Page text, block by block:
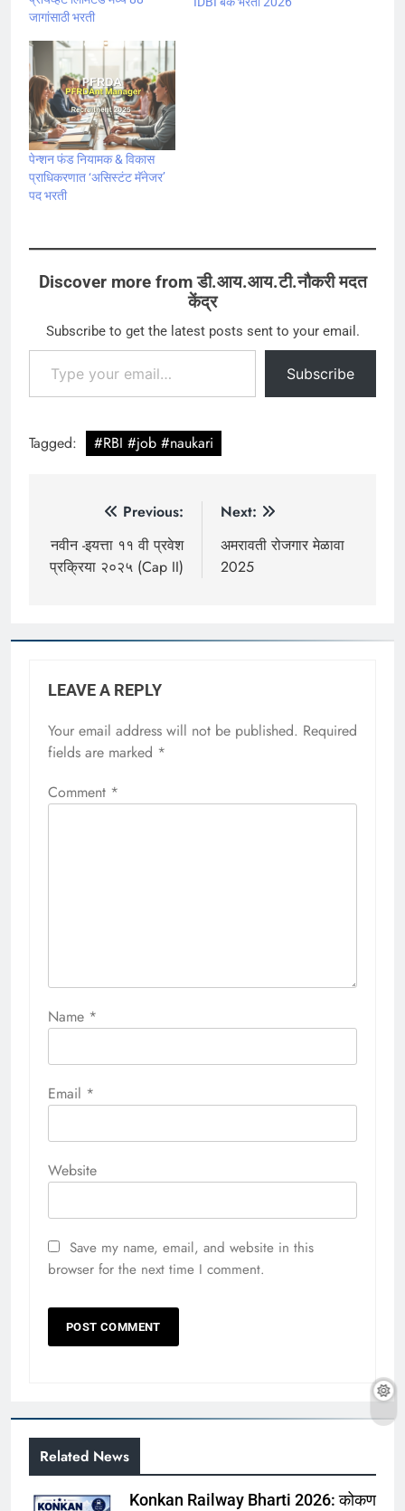
जागांसाठी भरती
पेन्शन फंड नियामक & विकास
प्राधिकरणात ‘असिस्टंट मॅनेजर’
पद भरती
Discover more from डी.आय.आय.टी.नौकरी मदत
केंद्र
Subscribe to get the latest posts sent to your email.
Type your email…
Subscribe
Tagged: #RBI #job #naukari
navigation
Previous:
नवीन -इयत्ता ११ वी प्रवेश
प्रक्रिया २०२५ (Cap II)
Next:
अमरावती रोजगार मेळावा
2025
LEAVE A REPLY
Your email address will not be published. Required
fields are marked *
Comment *
Name *
Email *
Website
Save my name, email, and website in this
browser for the next time I comment.
Related News
Konkan Railway Bharti 2026: कोकण